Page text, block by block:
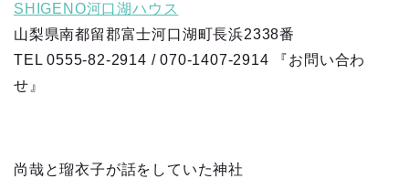
SHIGENO河口湖ハウス
山梨県南都留郡富士河口湖町長浜2338番
TEL 0555-82-2914 / 070-1407-2914 『お問い合わ
せ』
尚哉と瑠衣子が話をしていた神社